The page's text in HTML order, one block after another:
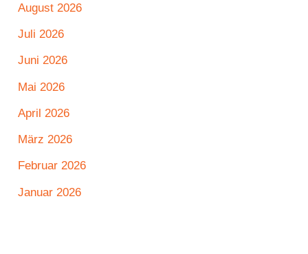
August 2026
Juli 2026
Juni 2026
Mai 2026
April 2026
März 2026
Februar 2026
Januar 2026